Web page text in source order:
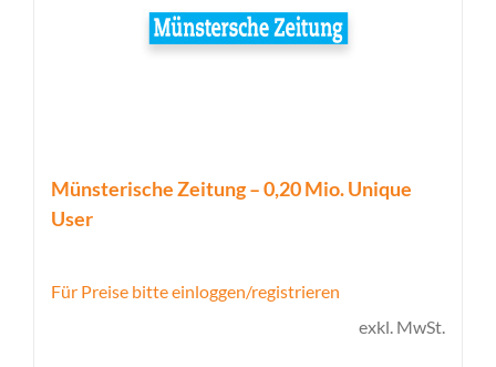
Münsterische Zeitung – 0,20 Mio. Unique
User
Für Preise bitte einloggen/registrieren
exkl. MwSt.